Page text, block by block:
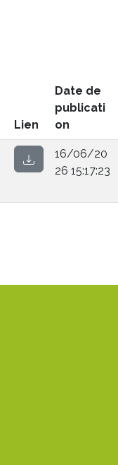
Lien
Date de
publicati
on
16/06/20
26 15:17:23